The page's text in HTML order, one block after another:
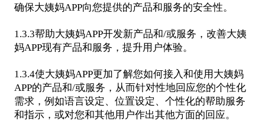
确保大姨妈APP向您提供的产品和服务的安全性。
1.3.3帮助大姨妈APP开发新产品和/或服务，改善大姨
妈APP现有产品和服务，提升用户体验。
1.3.4使大姨妈APP更加了解您如何接入和使用大姨妈
APP的产品和/或服务，从而针对性地回应您的个性化
需求，例如语言设定、位置设定、个性化的帮助服务
和指示，或对您和其他用户作出其他方面的回应。